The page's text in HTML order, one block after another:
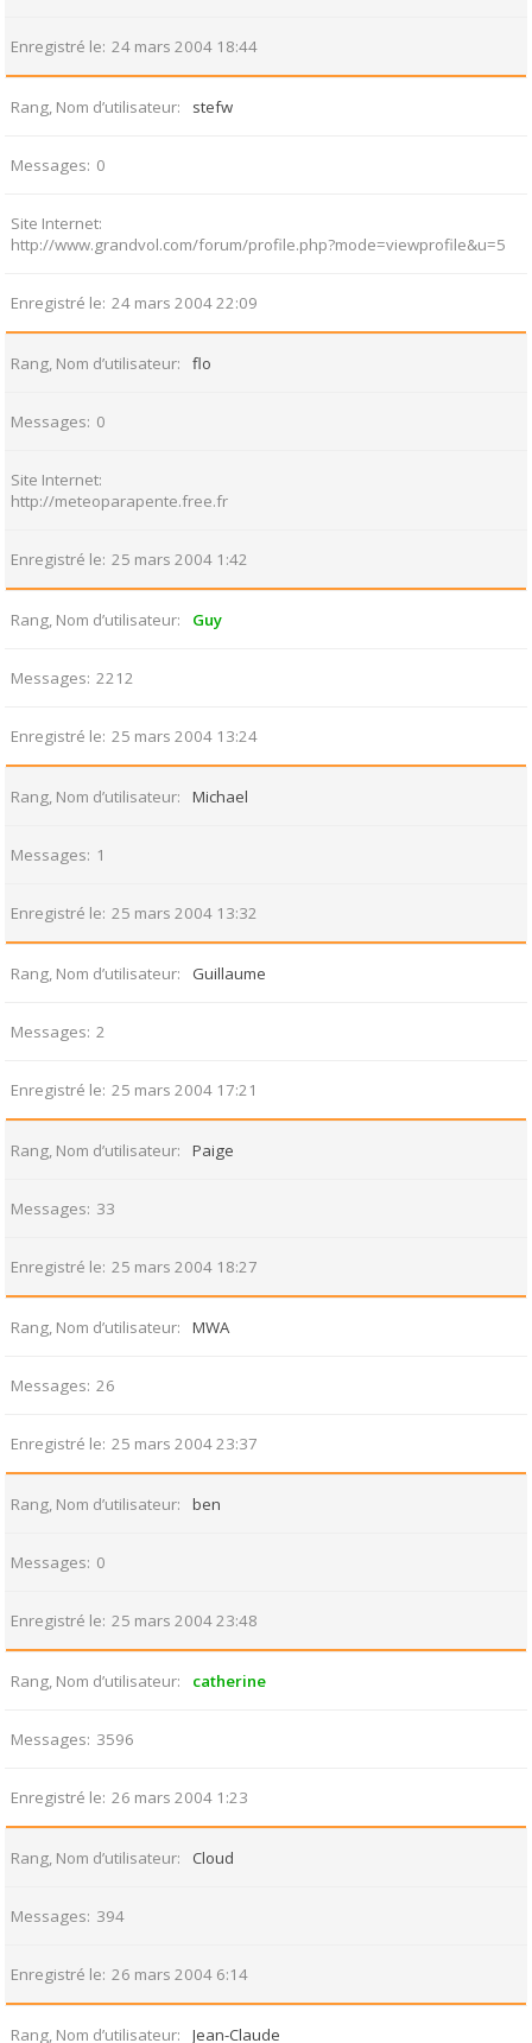
Enregistré le 24 mars 2004 18:44
Rang, Nom d’utilisateur stefw
Messages 0
Site Internet
http://www.grandvol.com/forum/profile.php?mode=viewprofile&u=5
Enregistré le 24 mars 2004 22:09
Rang, Nom d’utilisateur flo
Messages 0
Site Internet
http://meteoparapente.free.fr
Enregistré le 25 mars 2004 1:42
Rang, Nom d’utilisateur Guy
Messages 2212
Enregistré le 25 mars 2004 13:24
Rang, Nom d’utilisateur Michael
Messages 1
Enregistré le 25 mars 2004 13:32
Rang, Nom d’utilisateur Guillaume
Messages 2
Enregistré le 25 mars 2004 17:21
Rang, Nom d’utilisateur Paige
Messages 33
Enregistré le 25 mars 2004 18:27
Rang, Nom d’utilisateur MWA
Messages 26
Enregistré le 25 mars 2004 23:37
Rang, Nom d’utilisateur ben
Messages 0
Enregistré le 25 mars 2004 23:48
Rang, Nom d’utilisateur catherine
Messages 3596
Enregistré le 26 mars 2004 1:23
Rang, Nom d’utilisateur Cloud
Messages 394
Enregistré le 26 mars 2004 6:14
Rang, Nom d’utilisateur Jean-Claude